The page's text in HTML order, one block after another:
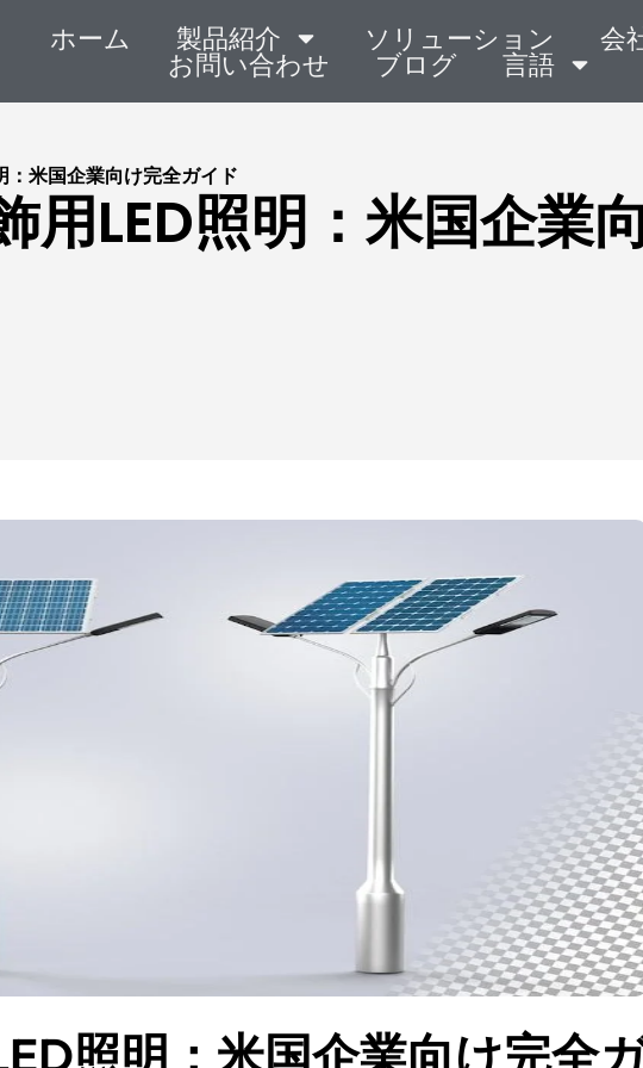
ホーム 製品紹介 ソリューション
会
お問い合わせ
ブログ 言語
：米国企業向け完全ガイド
用LED照明：米国企業
照明：米国企業向け完全